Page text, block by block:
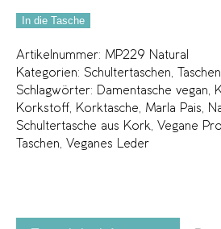
In die Tasche
Artikelnummer: MP229 Natural
Kategorien: Schultertaschen
Taschen
Schlagwörter:
Damentasche vegan
Korkstoff
Korktasche Marla Pais
Schultertasche aus Kork
Vegane
Taschen
Veganes Leder